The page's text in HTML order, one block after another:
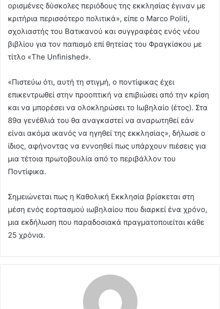
ορισμένες δύσκολες περιόδους της εκκλησίας έγιναν με
κριτήρια περισσότερο πολιτικά», είπε ο Marco Politi,
σχολιαστής του Βατικανού και συγγραφέας ενός νέου
βιβλίου για τον παπισμό επί θητείας του Φραγκίσκου με
τίτλο «The Unfinished».
«Πιστεύω ότι, αυτή τη στιγμή, ο ποντίφικας έχει
επικεντρωθεί στην προοπτική να επιβιώσει από την κρίση
και να μπορέσει να ολοκληρώσει το Ιωβηλαίο (έτος). Στα
89α γενέθλιά του θα αναγκαστεί να αναρωτηθεί εάν
είναι ακόμα ικανός να ηγηθεί της εκκλησίας», δήλωσε ο
ίδιος, αφήνοντας να εννοηθεί πως υπάρχουν πιέσεις για
μια τέτοια πρωτοβουλία από το περιβάλλον του
Ποντίφικα.
Σημειώνεται πως η Καθολική Εκκλησία βρίσκεται στη
μέση ενός εορτασμού ιωβηλαίου που διαρκεί ένα χρόνο,
μια εκδήλωση που παραδοσιακά πραγματοποιείται κάθε
25 χρόνια.